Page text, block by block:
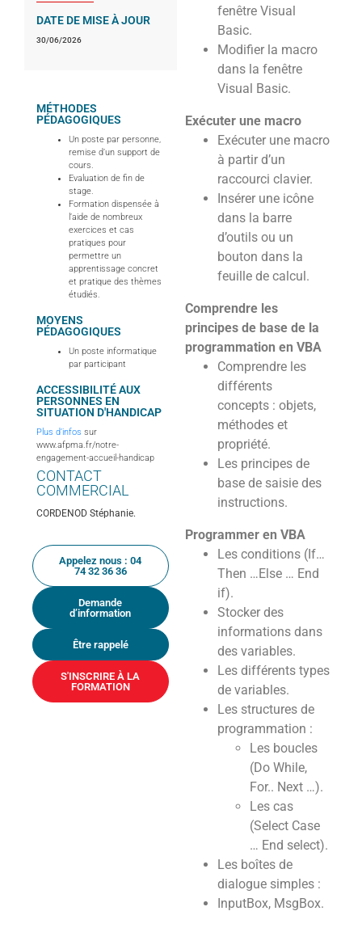
DATE DE MISE À JOUR
30/06/2026
MÉTHODES
PÉDAGOGIQUES
Un poste par personne,
remise d’un support de
cours.
Evaluation de fin de
stage.
Formation dispensée à
l’aide de nombreux
exercices et cas
pratiques pour
permettre un
apprentissage concret
et pratique des thèmes
étudiés.
MOYENS
PÉDAGOGIQUES
Un poste informatique
par participant
ACCESSIBILITÉ AUX
PERSONNES EN
SITUATION D'HANDICAP
Plus d’infos sur
www.afpma.fr/notre-
engagement-accueil-handicap
CONTACT
COMMERCIAL
CORDENOD Stéphanie.
Appelez nous : 04
74 32 36 36
Demande
d’information
Être rappelé
S'INSCRIRE À LA
FORMATION
fenêtre Visual
Basic.
Modifier la macro
dans la fenêtre
Visual Basic.
Exécuter une macro
Exécuter une macro
à partir d’un
raccourci clavier.
Insérer une icône
dans la barre
d’outils ou un
bouton dans la
feuille de calcul.
Comprendre les
principes de base de la
programmation en VBA
Comprendre les
différents
concepts : objets,
méthodes et
propriété.
Les principes de
base de saisie des
instructions.
Programmer en VBA
Les conditions (If…
Then …Else … End
if).
Stocker des
informations dans
des variables.
Les différents types
de variables.
Les structures de
programmation :
Les boucles
(Do While,
For.. Next …).
Les cas
(Select Case
… End select).
Les boîtes de
dialogue simples :
InputBox, MsgBox.